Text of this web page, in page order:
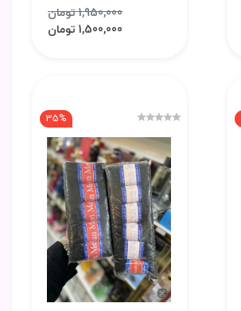
1,950,000 تومان
1,500,000 تومان
35%